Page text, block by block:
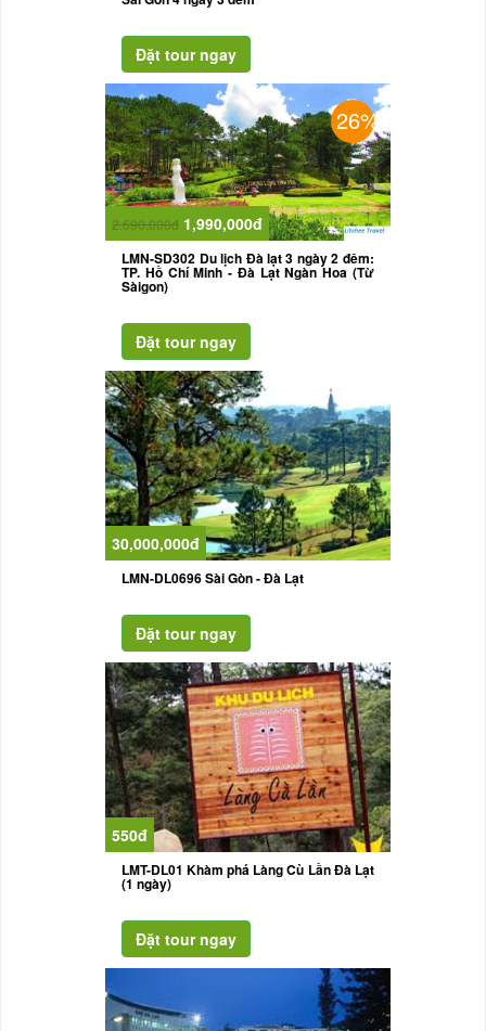
26%
2,690,000đ 1,990,000đ
LMN-SD302 Du lịch Đà lạt 3 ngày 2 đêm:
TP. Hồ Chí Minh - Đà Lạt Ngàn Hoa (Từ
Sàigon)
30,000,000đ
LMN-DL0696 Sài Gòn - Đà Lạt
550đ
LMT-DL01 Khàm phá Làng Cù Lần Đà Lạt
(1 ngày)